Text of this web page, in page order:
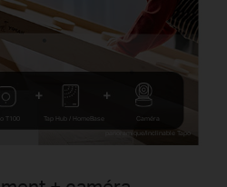
T100 Tap Hub / HomeBase
Caméra
panoramique/inclinable Tapo